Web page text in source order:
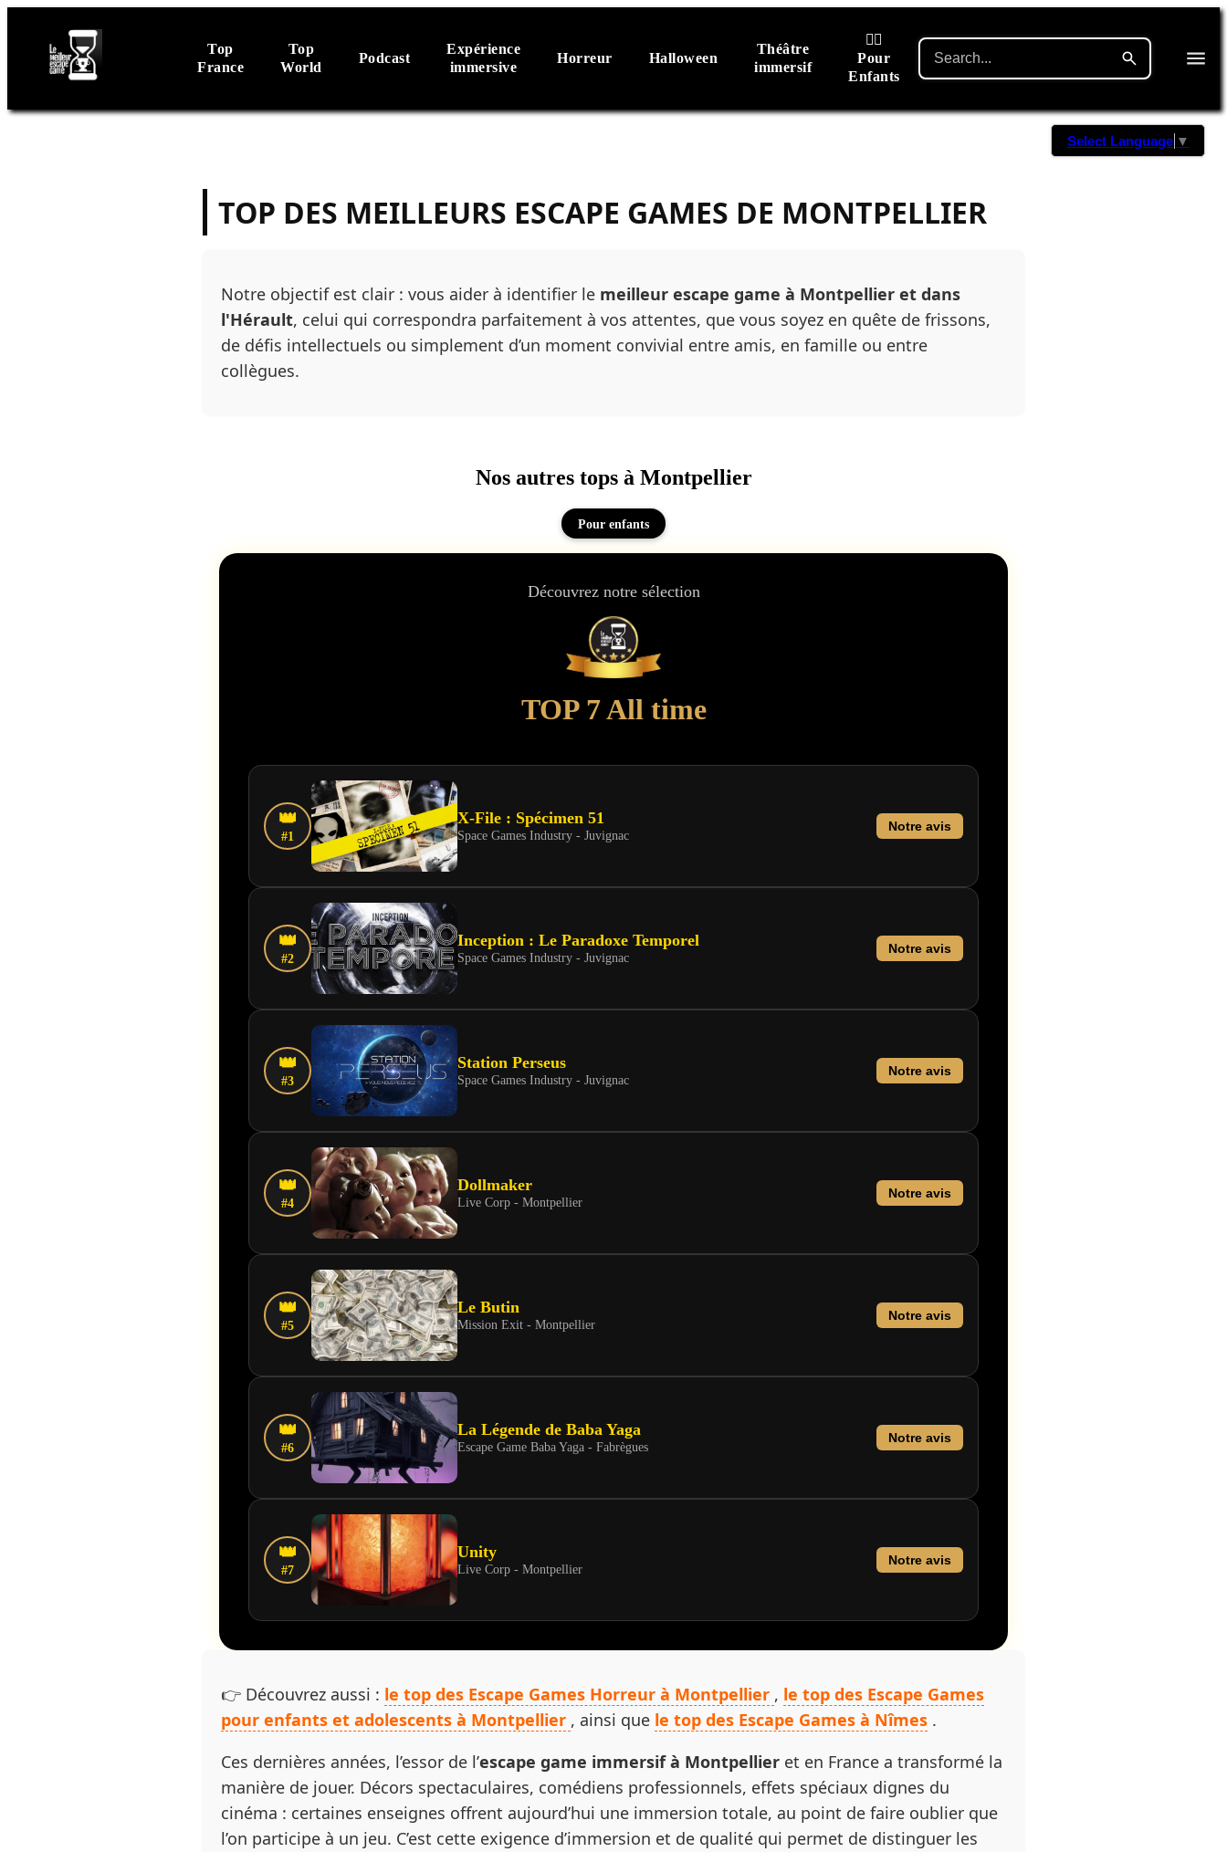
Top
France
Top
World
Podcast
Expérience
immersive
Horreur Halloween
Théâtre
immersif
🙋‍♂️
Pour
Enfants
Select Language ▼
TOP DES MEILLEURS ESCAPE GAMES DE MONTPELLIER
Notre objectif est clair : vous aider à identifier le meilleur escape game à Montpellier et dans
l'Hérault, celui qui correspondra parfaitement à vos attentes, que vous soyez en quête de frissons,
de défis intellectuels ou simplement d’un moment convivial entre amis, en famille ou entre
collègues.
Nos autres tops à Montpellier
Pour enfants
Découvrez notre sélection
TOP 7 All time
👑
#1
X-File : Spécimen 51
Space Games Industry - Juvignac
Notre avis
👑
#2
Inception : Le Paradoxe Temporel
Space Games Industry - Juvignac
Notre avis
👑
#3
Station Perseus
Space Games Industry - Juvignac
Notre avis
👑
#4
Dollmaker
Live Corp - Montpellier
Notre avis
👑
#5
Le Butin
Mission Exit - Montpellier
Notre avis
👑
#6
La Légende de Baba Yaga
Escape Game Baba Yaga - Fabrègues
Notre avis
👑
#7
Unity
Live Corp - Montpellier
Notre avis
👉 Découvrez aussi : le top des Escape Games Horreur à Montpellier , le top des Escape Games
pour enfants et adolescents à Montpellier , ainsi que le top des Escape Games à Nîmes .
Ces dernières années, l’essor de l’escape game immersif à Montpellier et en France a transformé la
manière de jouer. Décors spectaculaires, comédiens professionnels, effets spéciaux dignes du
cinéma : certaines enseignes offrent aujourd’hui une immersion totale, au point de faire oublier que
l’on participe à un jeu. C’est cette exigence d’immersion et de qualité qui permet de distinguer les